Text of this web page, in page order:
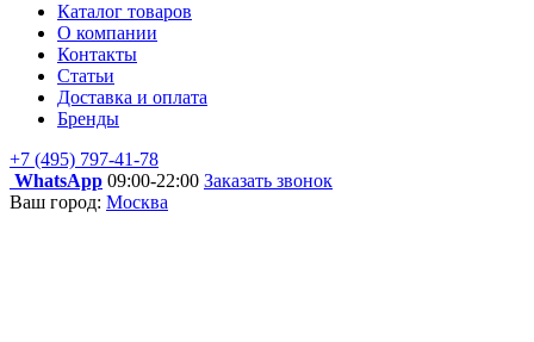
Каталог товаров
О компании
Контакты
Статьи
Доставка и оплата
Бренды
+7 (495) 797-41-78
WhatsApp 09:00-22:00 Заказать звонок
Ваш город: Москва